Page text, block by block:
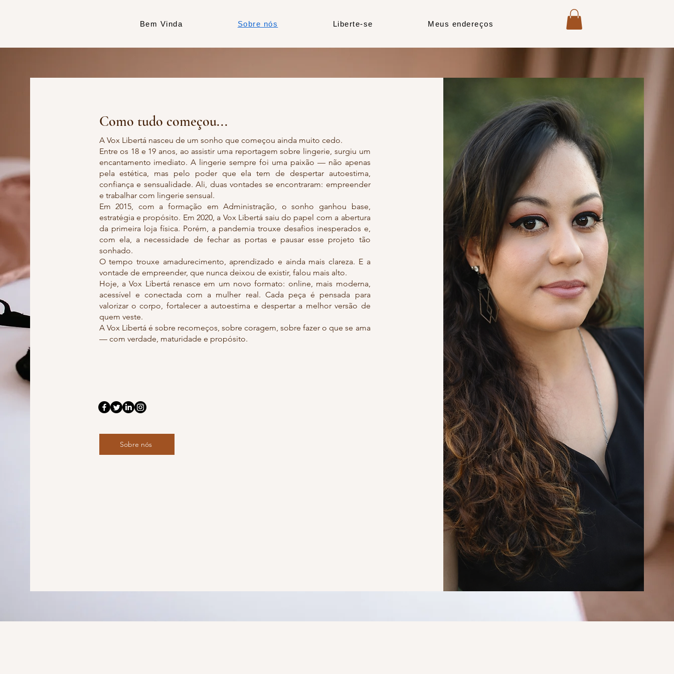
Bem Vinda Sobre nós Liberte-se Meus endereços
Como tudo começou...
A Vox Libertá nasceu de um sonho que começou ainda muito cedo.
Entre os 18 e 19 anos, ao assistir uma reportagem sobre lingerie, surgiu um
encantamento imediato. A lingerie sempre foi uma paixão — não apenas
pela estética, mas pelo poder que ela tem de despertar autoestima,
confiança e sensualidade. Ali, duas vontades se encontraram: empreender
e trabalhar com lingerie sensual.
Em 2015, com a formação em Administração, o sonho ganhou base,
estratégia e propósito. Em 2020, a Vox Libertá saiu do papel com a abertura
da primeira loja física. Porém, a pandemia trouxe desafios inesperados e,
com ela, a necessidade de fechar as portas e pausar esse projeto tão
sonhado.
O tempo trouxe amadurecimento, aprendizado e ainda mais clareza. E a
vontade de empreender, que nunca deixou de existir, falou mais alto.
Hoje, a Vox Libertá renasce em um novo formato: online, mais moderna,
acessível e conectada com a mulher real. Cada peça é pensada para
valorizar o corpo, fortalecer a autoestima e despertar a melhor versão de
quem veste.
A Vox Libertá é sobre recomeços, sobre coragem, sobre fazer o que se ama
— com verdade, maturidade e propósito.
Sobre nós